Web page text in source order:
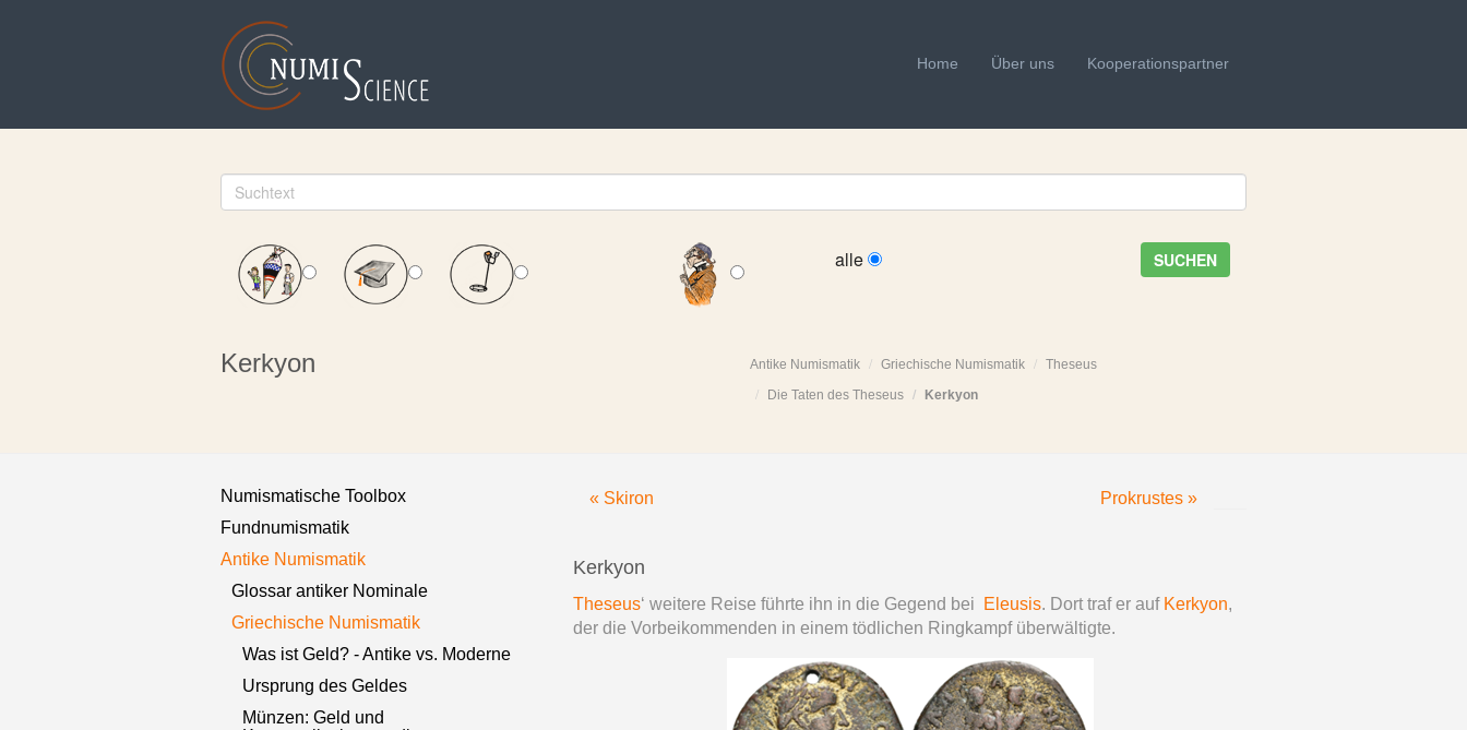
Home Über uns Kooperationspartner
alle SUCHEN
Kerkyon Antike Numismatik Griechische Numismatik
Theseus
Die Taten des Theseus
Kerkyon
Numismatische Toolbox
Fundnumismatik
Antike Numismatik
Glossar antiker Nominale
Griechische Numismatik
Was ist Geld? - Antike vs. Moderne
Ursprung des Geldes
Münzen: Geld und
« Skiron Prokrustes »
Kerkyon
Theseus‘ weitere Reise führte ihn in die Gegend bei Eleusis. Dort traf er auf Kerkyon,
der die Vorbeikommenden in einem tödlichen Ringkampf überwältigte.